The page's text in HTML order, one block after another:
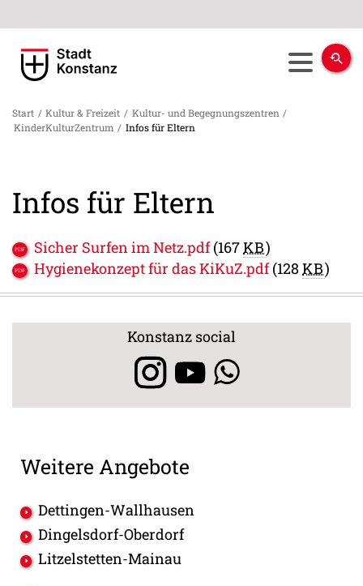
Start / Kultur & Freizeit / Kultur- und Begegnungszentren /
KinderKulturZentrum / Infos für Eltern
Infos für Eltern
Sicher Surfen im Netz.pdf (167KB)
Hygienekonzept für das KiKuZ.pdf (128 KB)
Konstanz social
Weitere Angebote
Dettingen-Wallhausen
Dingelsdorf-Oberdorf
Litzelstetten-Mainau